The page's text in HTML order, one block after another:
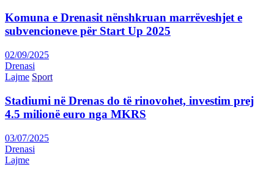
Komuna e Drenasit nënshkruan marrëveshjet e
subvencioneve për Start Up 2025
02/09/2025
Drenasi
Lajme Sport
Stadiumi në Drenas do të rinovohet, investim prej
4.5 milionë euro nga MKRS
03/07/2025
Drenasi
Lajme